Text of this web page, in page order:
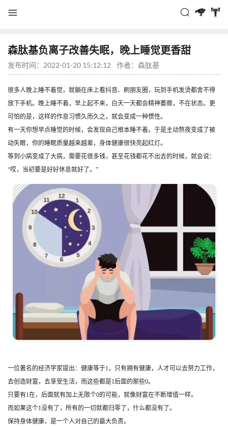
森肽基负离子改善失眠，晚上睡觉更香甜
发布时间：2022-01-20 15:12:12 作者： 森肽基
很多人晚上睡不着觉，就躺在床上看抖音、刷朋友圈，玩到手机发烫都舍不得
放下手机。晚上睡不着，早上起不来，白天一天都会精神萎靡，不在状态。更
可怕的是，这样的作息习惯久而久之，就会变成一种惯性。
有一天你想早点睡觉的时候，会发现自己根本睡不着。于是主动熬夜变成了被
动失眠，你的睡眠质量越来越差，身体健康很快亮起红灯。
等到小病变成了大病，需要花很多钱，甚至花钱都花不出去的时候，就会说：
“哎，当初要是好好休息就好了。”
一位著名的经济学家提出：健康等于1，只有拥有健康，人才可以去努力工作，
去创造财富，去享受生活，而这些都是1后面的那些0。
只要有1在，后面就有加上无限个0的可能，就像财富在不断增值一样。
而如果这个1没有了，所有的一切就都归零了，什么都没有了。
保持身体健康，是一个人对自己的最大负责。